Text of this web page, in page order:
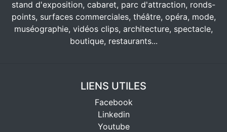
stand d'exposition, cabaret, parc d'attraction, ronds-
points, surfaces commerciales, théâtre, opéra, mode,
muséographie, vidéos clips, architecture, spectacle,
boutique, restaurants...
LIENS UTILES
Facebook
Linkedin
Youtube